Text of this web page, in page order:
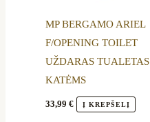
MP BERGAMO ARIEL
F/OPENING TOILET
UŽDARAS TUALETAS
KATĖMS
33,99€ Į KREPŠELĮ